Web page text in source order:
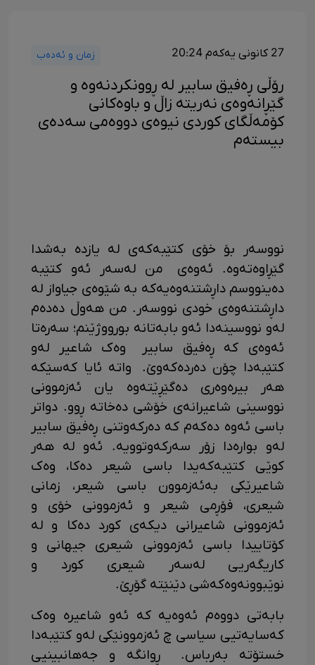
27 کانونی یەکەم 20:24 زمان و ئەدەب
رۆڵی ڕەفیق سابیر لە ڕوونکردنەوە و
گێڕانەوەی نەریتە زاڵ و باوەکانی
کۆمەڵگای کوردی نیوەی دووەمی سەدەی
بیستەم
نووسەر بۆ خۆی کتێبەکەی لە یازدە بەشدا
گێڕاوەتەوە. ئەوەی من لەسەر ئەو کتێبە
دەینووسم داڕشتنەوەیەکە بە شێوەی جیاواز لە
داڕشتنەوەی خودی نووسەر. من هەوڵ دەدەم
لەو نووسینەدا ئەو بابەتانە بورووژێنم؛ سەرەتا
ئەوەی کە ڕەفیق سابیر وەک شاعیر لەو
کتێبەدا چۆن دەردەکەوێ. واتە ئایا کەسێکە
هەر بیرەوەری دەگێڕێتەوە یان ئەزموونی
نووسینی شاعیرانەی خۆشی دەخاتە ڕوو. دواتر
باسی ئەوە دەکەم کە دەرکەوتنی ڕەفیق سابیر
لەو بوارەدا زۆر سەرکەوتوویە. ئەو لە هەر
کوێی کتێبەکەیدا باسی شیعر دەکا، وەک
شاعیرێکی بەئەزموون باسی شیعر، زمانی
شیعری، فۆڕمی شیعر و ئەزموونی خۆی و
ئەزموونی شاعیرانی دیکەی کورد دەکا و لە
کۆتاییدا باسی ئەزموونی شیعری جیهانی و
کاریگەریی لەسەر شیعری کورد و
نوێبوونەوەکەشی دێنێتە گۆڕێ.
بابەتی دووەم ئەوەیە کە ئەو شاعیرە وەک
کەسایەتیی سیاسی چ ئەزموونێکی لەو کتێبەدا
خستۆتە بەرباس. ڕوانگە و جەهانبینیی